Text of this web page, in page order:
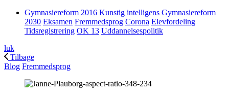
Gymnasiereform 2016 Kunstig intelligens Gymnasiereform
2030 Eksamen Fremmedsprog Corona Elevfordeling
Tidsregistrering OK 13 Uddannelsespolitik
luk
Tilbage
Blog Fremmedsprog